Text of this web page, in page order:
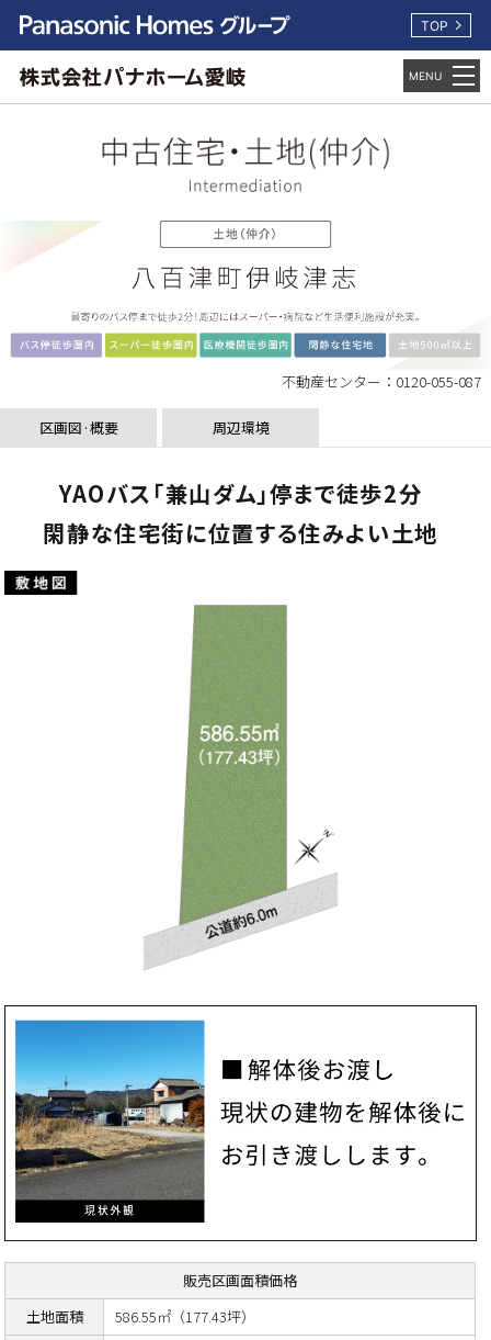
TOP
不動産センター：0120-055-087
区画図·概要 周辺環境
YAOバス「兼山ダム」停まで徒歩2分
閑静な住宅街に位置する住みよい土地
販売区画面積価格
土地面積
586.55㎡（177.43坪）